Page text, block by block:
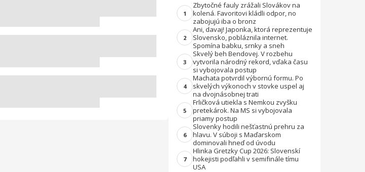
1
Zbytočné fauly zrážali Slovákov na
kolená. Favoritovi kládli odpor, no
zabojujú iba o bronz
2
Ani, davaj! Japonka, ktorá reprezentuje
Slovensko, pobláznila internet.
Spomína babku, srnky a sneh
3
Skvelý beh Bendovej. V rozbehu
vytvorila národný rekord, vďaka času
si vybojovala postup
4
Machata potvrdil výbornú formu. Po
skvelých výkonoch v stovke uspel aj
na dvojnásobnej trati
5
Frličková utiekla s Nemkou zvyšku
pretekárok. Na MS si vybojovala
priamy postup
6
Slovenky hodili nešťastnú prehru za
hlavu. V súboji s Maďarskom
dominovali hneď od úvodu
7
Hlinka Gretzky Cup 2026: Slovenskí
hokejisti podľahli v semifinále tímu
USA